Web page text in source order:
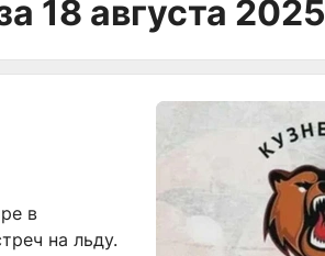
18 августа 2025
в
на льду.